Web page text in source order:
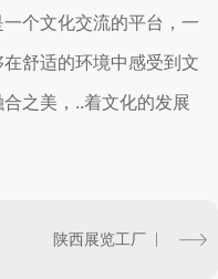
个文化交流的平台，一
舒适的环境中感受到文
之美，..着文化的发展
陕西展览工厂